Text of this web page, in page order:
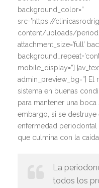
background_color=”
src=’https://
content/uploads/
attachment_size=’full’
mobile_display=”]
admin_preview_bg=”] El
sistema en buenas
para mantener una
embargo, si se
enfermedad periodontal
que culmina con la
La
todos los